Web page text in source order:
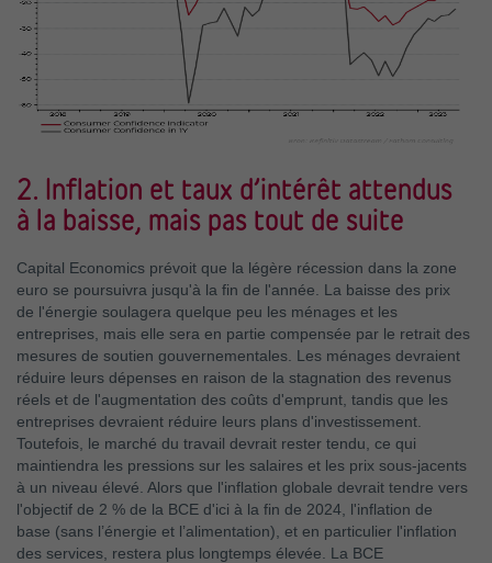
2. Inflation et taux d’intérêt attendus
à la baisse, mais pas tout de suite
Capital Economics prévoit que la légère récession dans la zone
euro se poursuivra jusqu'à la fin de l'année. La baisse des prix
de l'énergie soulagera quelque peu les ménages et les
entreprises, mais elle sera en partie compensée par le retrait des
mesures de soutien gouvernementales. Les ménages devraient
réduire leurs dépenses en raison de la stagnation des revenus
réels et de l'augmentation des coûts d'emprunt, tandis que les
entreprises devraient réduire leurs plans d'investissement.
Toutefois, le marché du travail devrait rester tendu, ce qui
maintiendra les pressions sur les salaires et les prix sous-jacents
à un niveau élevé. Alors que l'inflation globale devrait tendre vers
l'objectif de 2 % de la BCE d'ici à la fin de 2024, l'inflation de
base (sans l’énergie et l’alimentation), et en particulier l'inflation
des services, restera plus longtemps élevée. La BCE